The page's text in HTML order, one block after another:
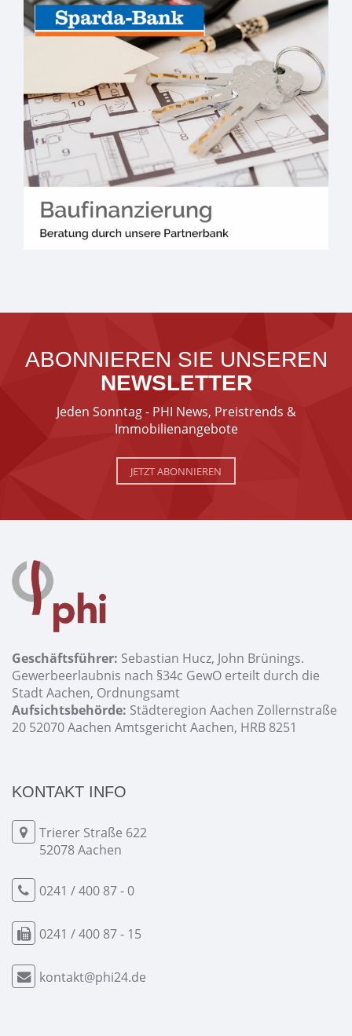
ABONNIEREN SIE UNSEREN
NEWSLETTER
Jeden Sonntag - PHI News, Preistrends &
Immobilienangebote
JETZT ABONNIEREN
Geschäftsführer: Sebastian Hucz, John Brünings.
Gewerbeerlaubnis nach §34c GewO erteilt durch die
Stadt Aachen, Ordnungsamt
Aufsichtsbehörde: Städteregion Aachen Zollernstraße
20 52070 Aachen Amtsgericht Aachen, HRB 8251
KONTAKT INFO
Trierer Straße 622
52078 Aachen
0241 / 400 87 - 0
0241 / 400 87 - 15
kontakt@phi24.de